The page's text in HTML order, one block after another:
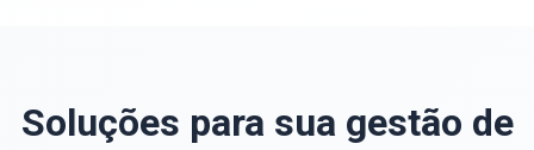
Soluções para sua gestão de